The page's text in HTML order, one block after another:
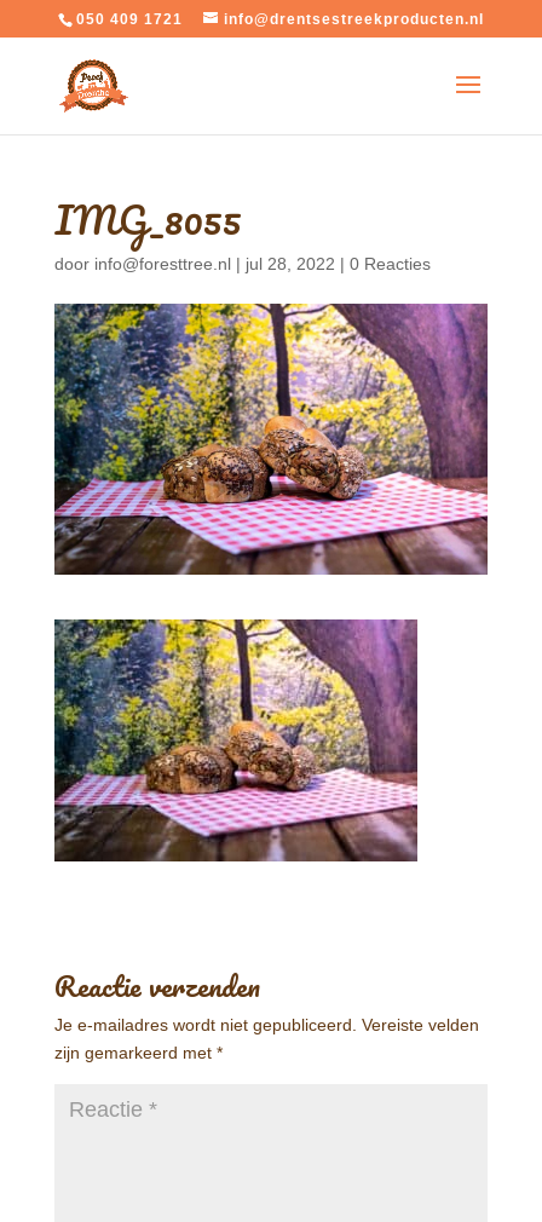
050 409 1721 info@drentsestreekproducten.nl
IMG_8055
door info@foresttree.nl| jul 28, 2022 | 0 Reacties
Reactie verzenden
Je e-mailadres wordt niet gepubliceerd. Vereiste velden
zijn gemarkeerd met *